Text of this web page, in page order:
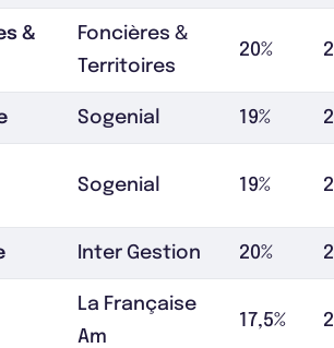
&
Foncières &
Territoires
20%
Sogenial 19%
Sogenial 19%
Inter Gestion 20%
La Française
Am
17,5%